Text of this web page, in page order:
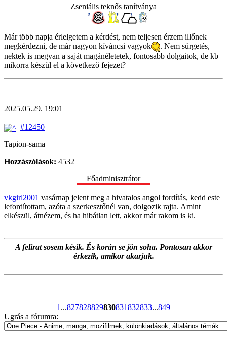
Zseniális teknős tanítványa
Már több napja érlelgetem a kérdést, nem teljesen érzem illőnek
megkérdezni, de már nagyon kíváncsi vagyok
. Nem sürgetés,
nektek is megvan a saját magánéletetek, fontosabb dolgaitok, de kb
mikorra készül el a következő fejezet?
2025.05.29. 19:01
#12450
Tapion-sama
Hozzászólások: 4532
Főadminisztrátor
vkgirl2001 vasárnap jelent meg a hivatalos angol fordítás, kedd este
lefordítottam, azóta a szerkesztőnél van, dolgozik rajta. Amint
elkészül, átnézem, és ha hibátlan lett, akkor már rakom is ki.
A felirat sosem késik. És korán se jön soha. Pontosan akkor
érkezik, amikor akarjuk.
1 ...827828829830831832833...849
Ugrás a fórumra: